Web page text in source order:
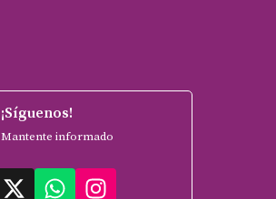
¡Síguenos!
Mantente informado